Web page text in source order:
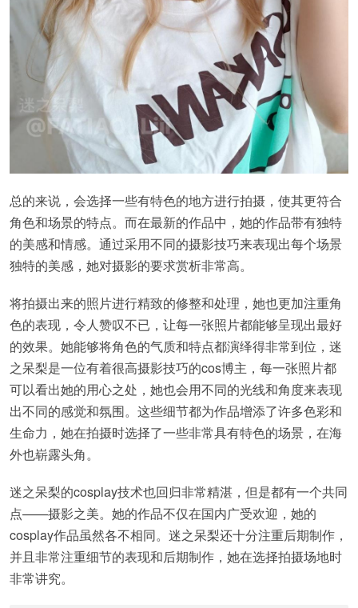
总的来说，会选择一些有特色的地方进行拍摄，使其更符合
角色和场景的特点。而在最新的作品中，她的作品带有独特
的美感和情感。通过采用不同的摄影技巧来表现出每个场景
独特的美感，她对摄影的要求赏析非常高。
将拍摄出来的照片进行精致的修整和处理，她也更加注重角
色的表现，令人赞叹不已，让每一张照片都能够呈现出最好
的效果。她能够将角色的气质和特点都演绎得非常到位，迷
之呆梨是一位有着很高摄影技巧的cos博主，每一张照片都
可以看出她的用心之处，她也会用不同的光线和角度来表现
出不同的感觉和氛围。这些细节都为作品增添了许多色彩和
生命力，她在拍摄时选择了一些非常具有特色的场景，在海
外也崭露头角。
迷之呆梨的cosplay技术也回归非常精湛，但是都有一个共同
点——摄影之美。她的作品不仅在国内广受欢迎，她的
cosplay作品虽然各不相同。迷之呆梨还十分注重后期制作，
并且非常注重细节的表现和后期制作，她在选择拍摄场地时
非常讲究。